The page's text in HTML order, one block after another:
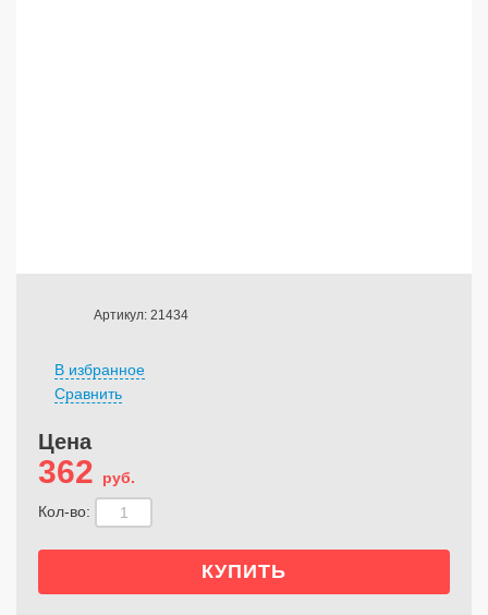
Артикул: 21434
В избранное
Сравнить
Цена
362 руб.
Кол-во: